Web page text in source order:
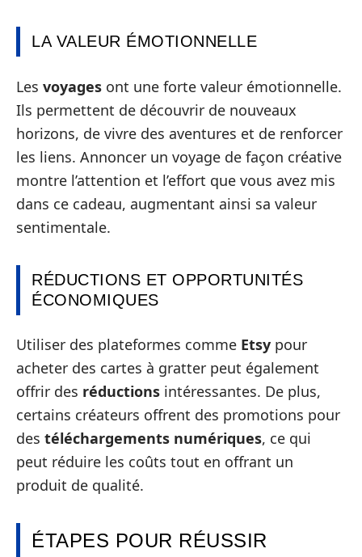
LA VALEUR ÉMOTIONNELLE
Les voyages ont une forte valeur émotionnelle.
Ils permettent de découvrir de nouveaux
horizons, de vivre des aventures et de renforcer
les liens. Annoncer un voyage de façon créative
montre l’attention et l’effort que vous avez mis
dans ce cadeau, augmentant ainsi sa valeur
sentimentale.
RÉDUCTIONS ET OPPORTUNITÉS
ÉCONOMIQUES
Utiliser des plateformes comme Etsy pour
acheter des cartes à gratter peut également
offrir des réductions intéressantes. De plus,
certains créateurs offrent des promotions pour
des téléchargements numériques, ce qui
peut réduire les coûts tout en offrant un
produit de qualité.
ÉTAPES POUR RÉUSSIR